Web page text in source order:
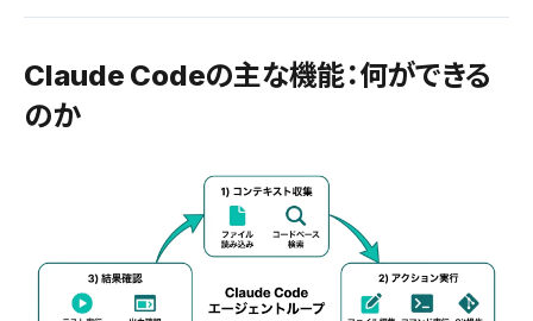
Claude Codeの主な機能：何ができる
のか